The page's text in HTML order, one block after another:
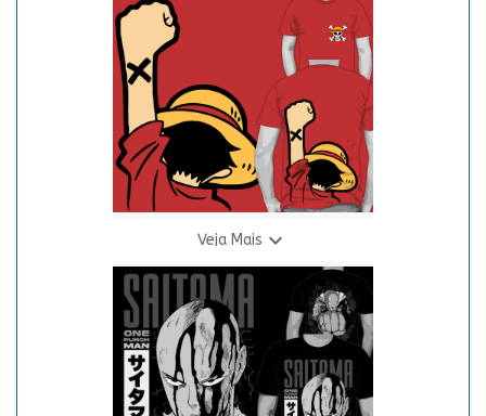
Camiseta O.P. - Mugiwara
R$ 69,90
3 X R$ 24,94
Veja Mais 
Camiseta O.P. - Pirata Vermelha
R$ 69,90
3 X R$ 24,94